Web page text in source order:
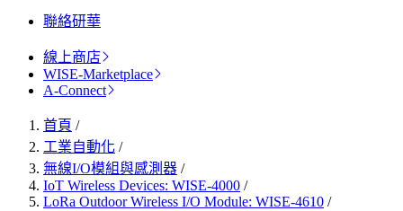
聯絡研華
線上商店
WISE-Marketplace
A-Connect
首頁 /
工業自動化 /
無線I/O模組與感測器 /
IoT Wireless Devices: WISE-4000 /
LoRa Outdoor Wireless I/O Module: WISE-4610 /